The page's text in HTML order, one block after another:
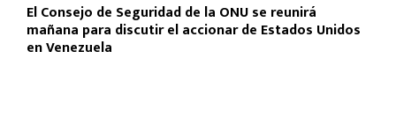
El Consejo de Seguridad de la ONU se reunirá
mañana para discutir el accionar de Estados Unidos
en Venezuela